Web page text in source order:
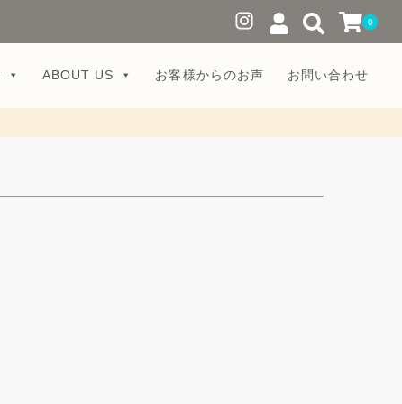
0
ABOUT US お客様からのお声 お問い合わせ